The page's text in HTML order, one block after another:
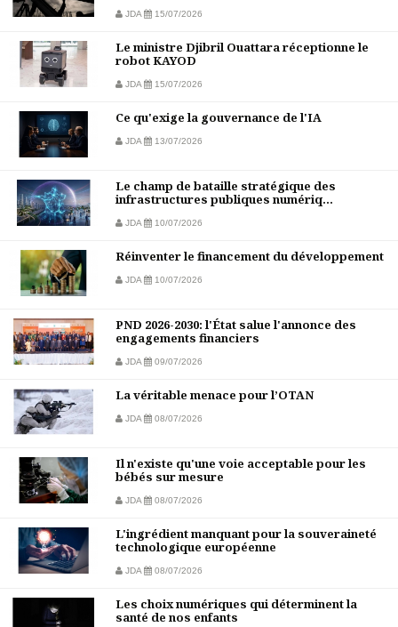
JDA 15/07/2026
Le ministre Djibril Ouattara réceptionne le
robot KAYOD
JDA 15/07/2026
Ce qu'exige la gouvernance de l'IA
JDA 13/07/2026
Le champ de bataille stratégique des
infrastructures publiques numériq...
JDA 10/07/2026
Réinventer le financement du développement
JDA 10/07/2026
PND 2026-2030: l'État salue l'annonce des
engagements financiers
JDA 09/07/2026
La véritable menace pour l’OTAN
JDA 08/07/2026
Il n'existe qu'une voie acceptable pour les
bébés sur mesure
JDA 08/07/2026
L'ingrédient manquant pour la souveraineté
technologique européenne
JDA 08/07/2026
Les choix numériques qui déterminent la
santé de nos enfants